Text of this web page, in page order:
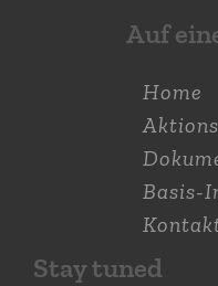
Auf
Home
Basis-
Stay tuned